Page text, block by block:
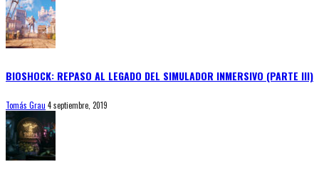
BIOSHOCK: REPASO AL LEGADO DEL SIMULADOR INMERSIVO (PARTE III)
Tomás Grau 4 septiembre, 2019